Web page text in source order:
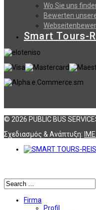
Wo Sie uns
Bewerten
Smart Tours-
© 2026 PUBLIC BUS
Σχεδιασμός & Ανάπτυξη:
Firma
Profil